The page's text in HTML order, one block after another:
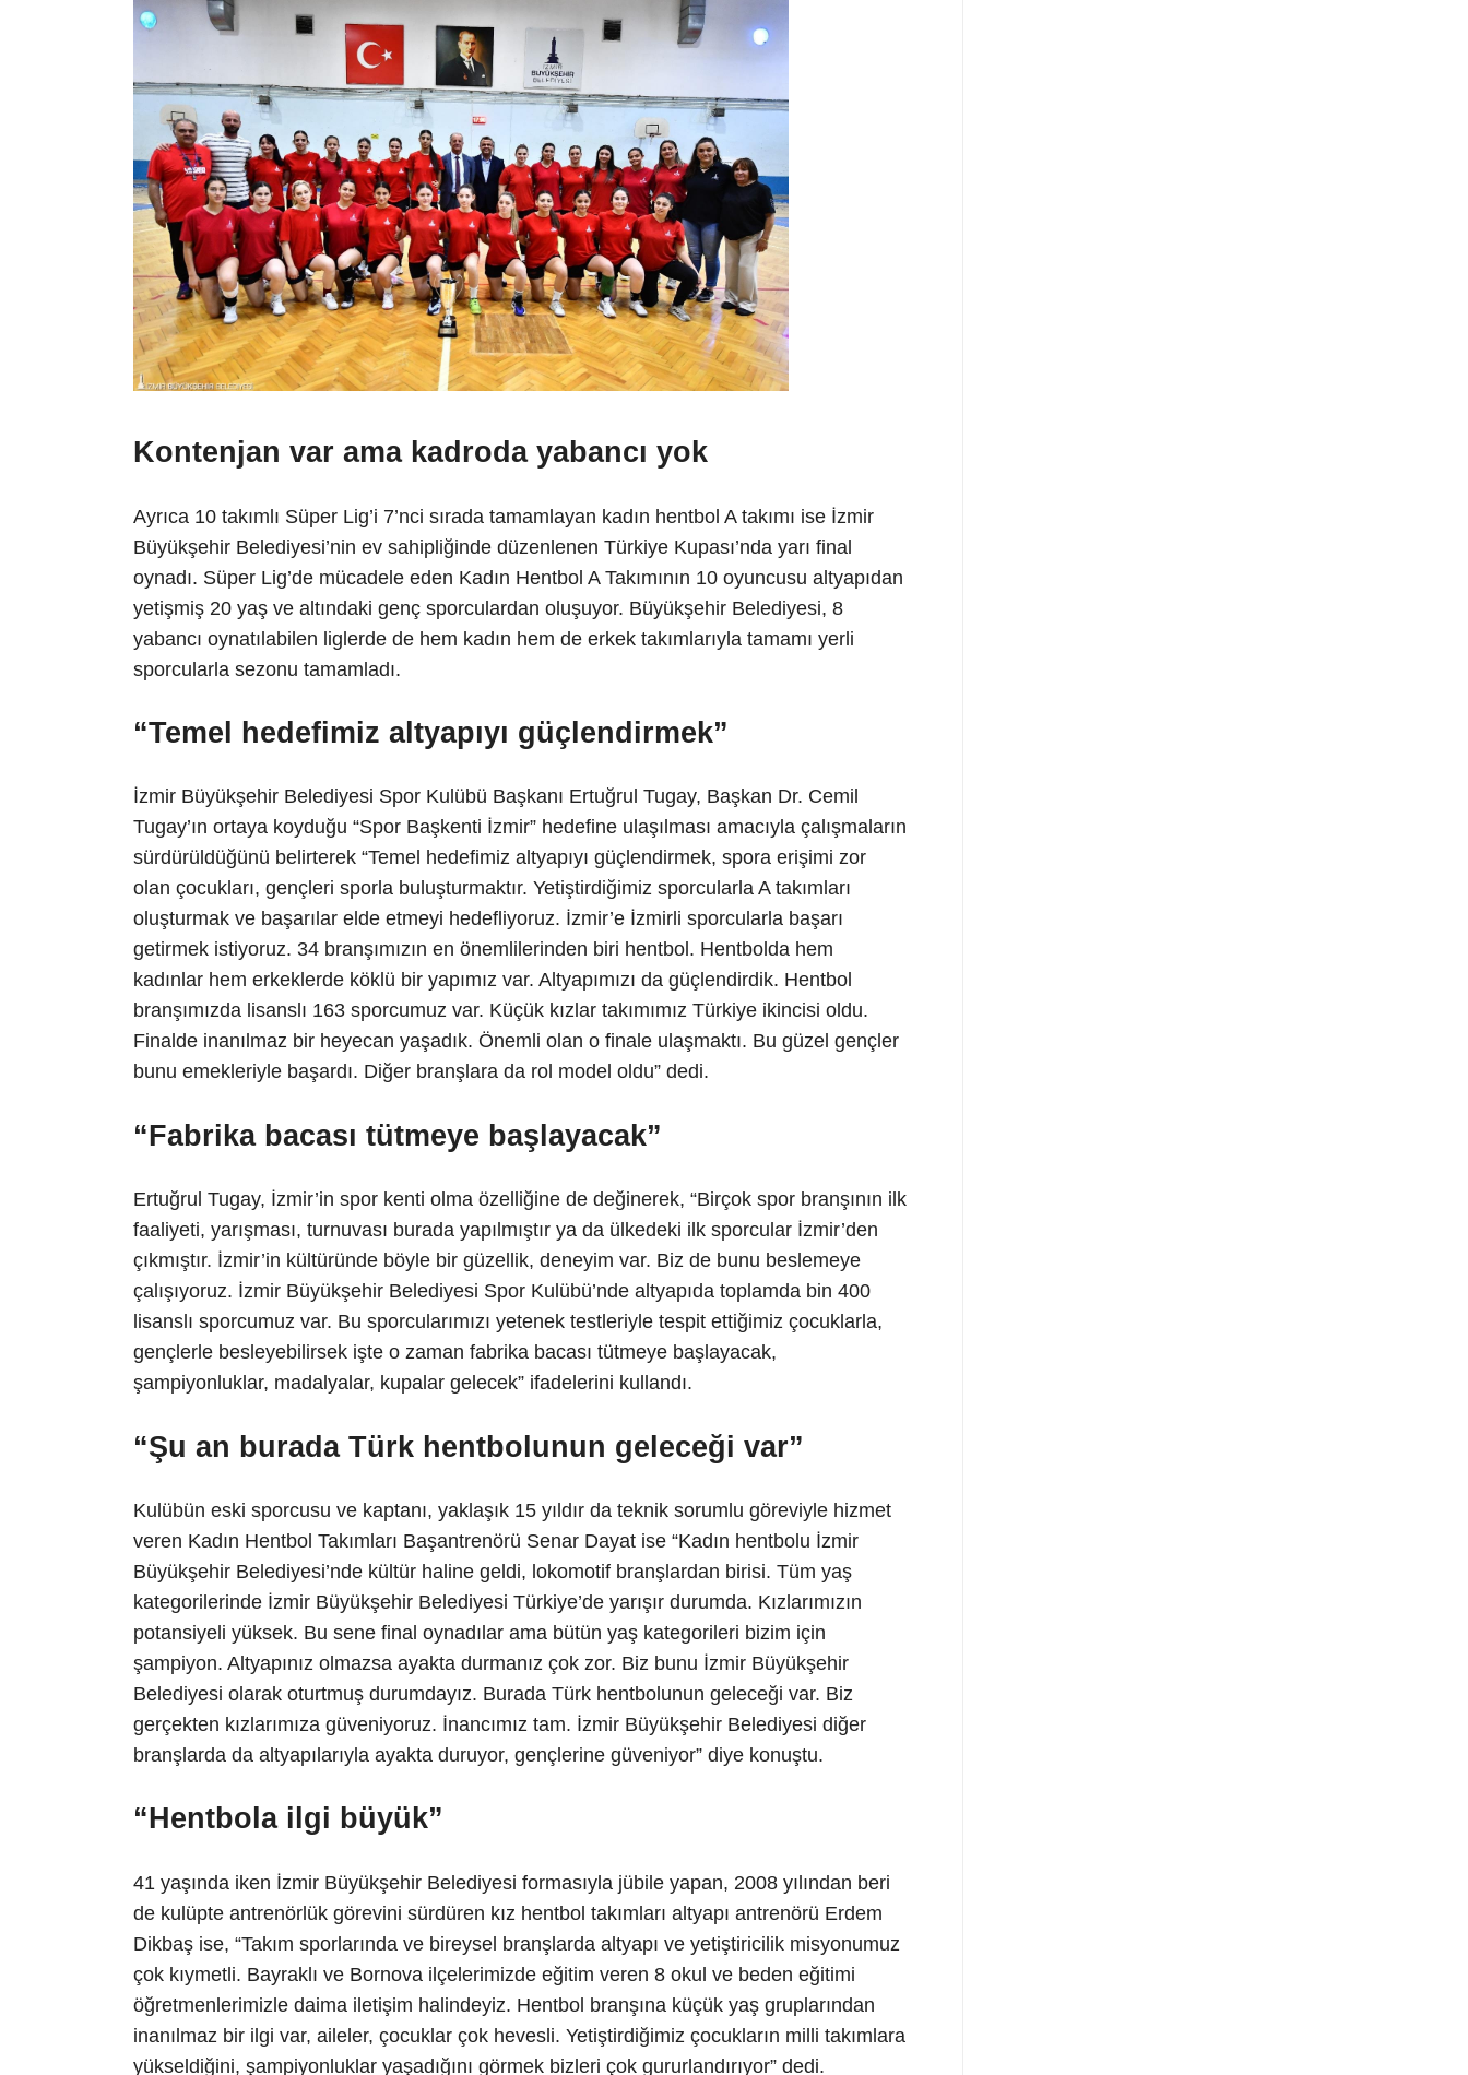
Kontenjan var ama kadroda yabancı yok
Ayrıca 10 takımlı Süper Lig’i 7’nci sırada tamamlayan kadın hentbol A takımı ise İzmir
Büyükşehir Belediyesi’nin ev sahipliğinde düzenlenen Türkiye Kupası’nda yarı final
oynadı. Süper Lig’de mücadele eden Kadın Hentbol A Takımının 10 oyuncusu altyapıdan
yetişmiş 20 yaş ve altındaki genç sporculardan oluşuyor. Büyükşehir Belediyesi, 8
yabancı oynatılabilen liglerde de hem kadın hem de erkek takımlarıyla tamamı yerli
sporcularla sezonu tamamladı.
“Temel hedefimiz altyapıyı güçlendirmek”
İzmir Büyükşehir Belediyesi Spor Kulübü Başkanı Ertuğrul Tugay, Başkan Dr. Cemil
Tugay’ın ortaya koyduğu “Spor Başkenti İzmir” hedefine ulaşılması amacıyla çalışmaların
sürdürüldüğünü belirterek “Temel hedefimiz altyapıyı güçlendirmek, spora erişimi zor
olan çocukları, gençleri sporla buluşturmaktır. Yetiştirdiğimiz sporcularla A takımları
oluşturmak ve başarılar elde etmeyi hedefliyoruz. İzmir’e İzmirli sporcularla başarı
getirmek istiyoruz. 34 branşımızın en önemlilerinden biri hentbol. Hentbolda hem
kadınlar hem erkeklerde köklü bir yapımız var. Altyapımızı da güçlendirdik. Hentbol
branşımızda lisanslı 163 sporcumuz var. Küçük kızlar takımımız Türkiye ikincisi oldu.
Finalde inanılmaz bir heyecan yaşadık. Önemli olan o finale ulaşmaktı. Bu güzel gençler
bunu emekleriyle başardı. Diğer branşlara da rol model oldu” dedi.
“Fabrika bacası tütmeye başlayacak”
Ertuğrul Tugay, İzmir’in spor kenti olma özelliğine de değinerek, “Birçok spor branşının ilk
faaliyeti, yarışması, turnuvası burada yapılmıştır ya da ülkedeki ilk sporcular İzmir’den
çıkmıştır. İzmir’in kültüründe böyle bir güzellik, deneyim var. Biz de bunu beslemeye
çalışıyoruz. İzmir Büyükşehir Belediyesi Spor Kulübü’nde altyapıda toplamda bin 400
lisanslı sporcumuz var. Bu sporcularımızı yetenek testleriyle tespit ettiğimiz çocuklarla,
gençlerle besleyebilirsek işte o zaman fabrika bacası tütmeye başlayacak,
şampiyonluklar, madalyalar, kupalar gelecek” ifadelerini kullandı.
“Şu an burada Türk hentbolunun geleceği var”
Kulübün eski sporcusu ve kaptanı, yaklaşık 15 yıldır da teknik sorumlu göreviyle hizmet
veren Kadın Hentbol Takımları Başantrenörü Senar Dayat ise “Kadın hentbolu İzmir
Büyükşehir Belediyesi’nde kültür haline geldi, lokomotif branşlardan birisi. Tüm yaş
kategorilerinde İzmir Büyükşehir Belediyesi Türkiye’de yarışır durumda. Kızlarımızın
potansiyeli yüksek. Bu sene final oynadılar ama bütün yaş kategorileri bizim için
şampiyon. Altyapınız olmazsa ayakta durmanız çok zor. Biz bunu İzmir Büyükşehir
Belediyesi olarak oturtmuş durumdayız. Burada Türk hentbolunun geleceği var. Biz
gerçekten kızlarımıza güveniyoruz. İnancımız tam. İzmir Büyükşehir Belediyesi diğer
branşlarda da altyapılarıyla ayakta duruyor, gençlerine güveniyor” diye konuştu.
“Hentbola ilgi büyük”
41 yaşında iken İzmir Büyükşehir Belediyesi formasıyla jübile yapan, 2008 yılından beri
de kulüpte antrenörlük görevini sürdüren kız hentbol takımları altyapı antrenörü Erdem
Dikbaş ise, “Takım sporlarında ve bireysel branşlarda altyapı ve yetiştiricilik misyonumuz
çok kıymetli. Bayraklı ve Bornova ilçelerimizde eğitim veren 8 okul ve beden eğitimi
öğretmenlerimizle daima iletişim halindeyiz. Hentbol branşına küçük yaş gruplarından
inanılmaz bir ilgi var, aileler, çocuklar çok hevesli. Yetiştirdiğimiz çocukların milli takımlara
yükseldiğini, şampiyonluklar yaşadığını görmek bizleri çok gururlandırıyor” dedi.